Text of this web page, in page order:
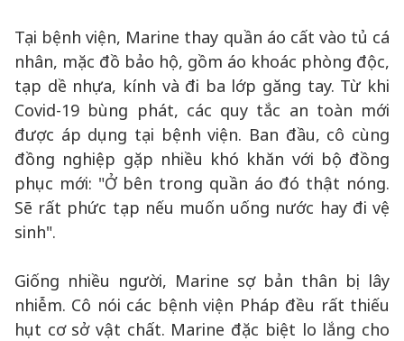
Tại bệnh viện, Marine thay quần áo cất vào tủ cá
nhân, mặc đồ bảo hộ, gồm áo khoác phòng độc,
tạp dề nhựa, kính và đi ba lớp găng tay. Từ khi
Covid-19 bùng phát, các quy tắc an toàn mới
được áp dụng tại bệnh viện. Ban đầu, cô cùng
đồng nghiệp gặp nhiều khó khăn với bộ đồng
phục mới: "Ở bên trong quần áo đó thật nóng.
Sẽ rất phức tạp nếu muốn uống nước hay đi vệ
sinh".
Giống nhiều người, Marine sợ bản thân bị lây
nhiễm. Cô nói các bệnh viện Pháp đều rất thiếu
hụt cơ sở vật chất. Marine đặc biệt lo lắng cho